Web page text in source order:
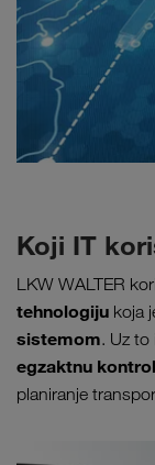
Koji IT
LKW WALTER
tehnologiju koja
sistemom. Uz to
egzaktnu
planiranje